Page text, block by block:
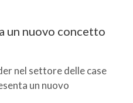
un nuovo concetto
nel settore delle case
un nuovo